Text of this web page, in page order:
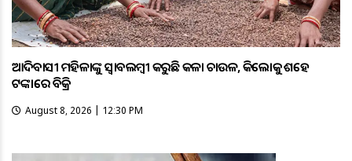
ଆଦିବାସୀ ମହିଳାଙ୍କୁ ସ୍ଵାବଲମ୍ଵୀ କରୁଛି କଳା ଚାଉଳ, କିଲୋକୁ ଶହେ
ଟଙ୍କାରେ ବିକ୍ରି
August 8, 2026 | 12:30 PM